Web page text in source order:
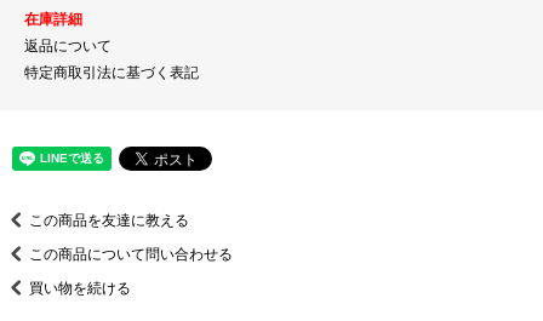
在庫詳細
返品について
特定商取引法に基づく表記
この商品を友達に教える
この商品について問い合わせる
買い物を続ける